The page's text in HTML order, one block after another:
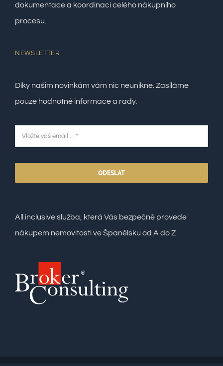
dokumentace a koordinaci celého nákupního
procesu.
NEWSLETTER
Díky našim novinkám vám nic neunikne. Zasíláme
pouze hodnotné informace a rady.
ODESLAT
All inclusive služba, která Vás bezpečně provede
nákupem nemovitosti ve Španělsku od A do Z